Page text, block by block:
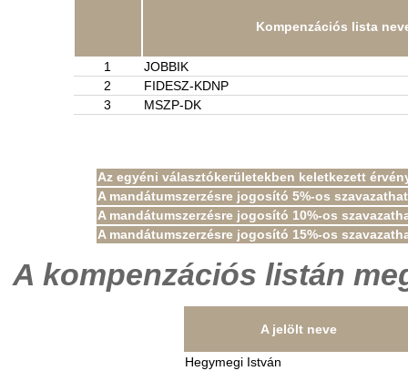
Kompenzációs lista
1
JOBBIK
2
FIDESZ-KDNP
3
MSZP-DK
Az egyéni választókerületekben keletkezett
A mandátumszerzésre jogosító 5%-os
A mandátumszerzésre jogosító 10%-os
A mandátumszerzésre jogosító 15%-os
A kompenzációs listán
A jelölt neve
Hegymegi István